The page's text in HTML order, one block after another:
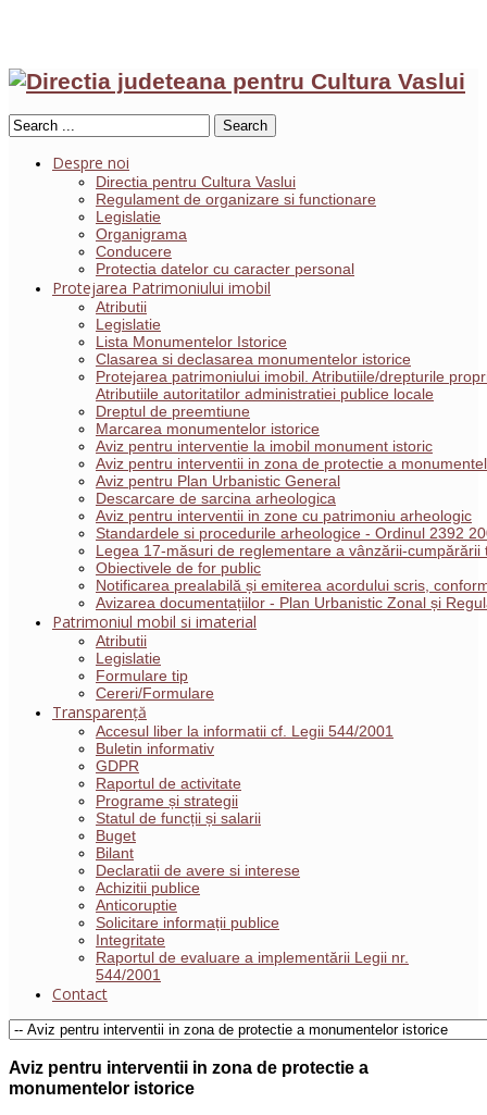
Search
Despre noi
Directia pentru Cultura Vaslui
Regulament de organizare si functionare
Legislatie
Organigrama
Conducere
Protectia datelor cu caracter personal
Protejarea Patrimoniului imobil
Atributii
Legislatie
Lista Monumentelor Istorice
Clasarea si declasarea monumentelor istorice
Protejarea patrimoniului imobil. Atributiile/drepturile
Atributiile autoritatilor administratiei publice locale
Dreptul de preemtiune
Marcarea monumentelor istorice
Aviz pentru interventie la imobil monument istoric
Aviz pentru interventii in zona de protectie a
Aviz pentru Plan Urbanistic General
Descarcare de sarcina arheologica
Aviz pentru interventii in zone cu patrimoniu arheologic
Standardele si procedurile arheologice - Ordinul 2392
Legea 17-măsuri de reglementare a vânzării-cumpărării
Obiectivele de for public
Notificarea prealabilă și emiterea acordului scris,
Avizarea documentațiilor - Plan Urbanistic Zonal și
Patrimoniul mobil si imaterial
Atributii
Legislatie
Formulare tip
Cereri/Formulare
Transparență
Accesul liber la informatii cf. Legii 544/2001
Buletin informativ
GDPR
Raportul de activitate
Programe și strategii
Statul de funcții și salarii
Buget
Bilant
Declaratii de avere si interese
Achizitii publice
Anticoruptie
Solicitare informații publice
Integritate
Raportul de evaluare a implementării Legii nr.
544/2001
Contact
Aviz pentru interventii in zona de protectie a
monumentelor istorice